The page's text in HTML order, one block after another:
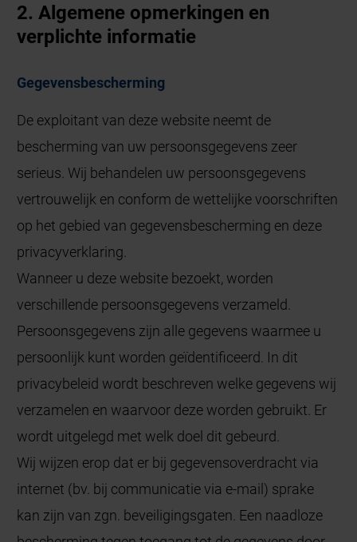
2. Algemene opmerkingen en
verplichte informatie
Gegevensbescherming
De exploitant van deze website neemt de
bescherming van uw persoonsgegevens zeer
serieus. Wij behandelen uw persoonsgegevens
vertrouwelijk en conform de wettelijke voorschriften
op het gebied van gegevensbescherming en deze
privacyverklaring.
Wanneer u deze website bezoekt, worden
verschillende persoonsgegevens verzameld.
Persoonsgegevens zijn alle gegevens waarmee u
persoonlijk kunt worden geïdentificeerd. In dit
privacybeleid wordt beschreven welke gegevens wij
verzamelen en waarvoor deze worden gebruikt. Er
wordt uitgelegd met welk doel dit gebeurd.
Wij wijzen erop dat er bij gegevensoverdracht via
internet (bv. bij communicatie via e-mail) sprake
kan zijn van zgn. beveiligingsgaten. Een naadloze